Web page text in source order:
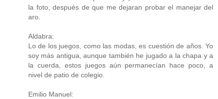
la foto, después de que me dejaran probar el manejar del
aro.
Aldabra:
Lo de los juegos, como las modas, es cuestión de años. Yo
soy más antigua, aunque también he jugado a la chapa y a
la cuerda, estos juegos aún permanecían hace poco, a
nivel de patio de colegio.
Emilio Manuel: